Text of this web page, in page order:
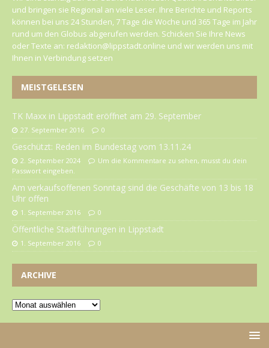
und bringen sie Regional an viele Leser. Ihre Berichte und Reports
können bei uns 24 Stunden, 7 Tage die Woche und 365 Tage im Jahr
rund um den Globus abgerufen werden. Schicken Sie Ihre News
oder Texte an: redaktion@lippstadt.online und wir werden uns mit
Ihnen in Verbindung setzen
MEISTGELESEN
TK Maxx in Lippstadt eröffnet am 29. September
27. September 2016 0
Geschützt: Reden im Bundestag vom 13.11.24
2. September 2024
Um die Kommentare zu sehen, musst du dein
Passwort eingeben.
Am verkaufsoffenen Sonntag sind die Geschäfte von 13 bis 18
Uhr offen
1. September 2016 0
Öffentliche Stadtführungen in Lippstadt
1. September 2016 0
ARCHIVE